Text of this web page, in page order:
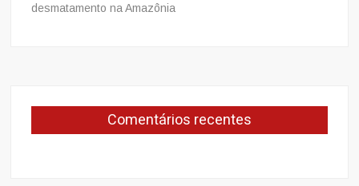
desmatamento na Amazônia
Comentários recentes